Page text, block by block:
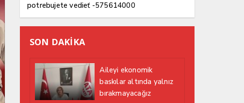
potrebujete vedieť -575614000
SON DAKİKA
Aileyi ekonomik
baskılar altında yalnız
bırakmayacağız